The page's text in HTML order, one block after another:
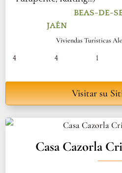
BEAS-DE-
JAÉN
Viviendas Turísticas
4 4 1
Visitar su
Casa Cazorla